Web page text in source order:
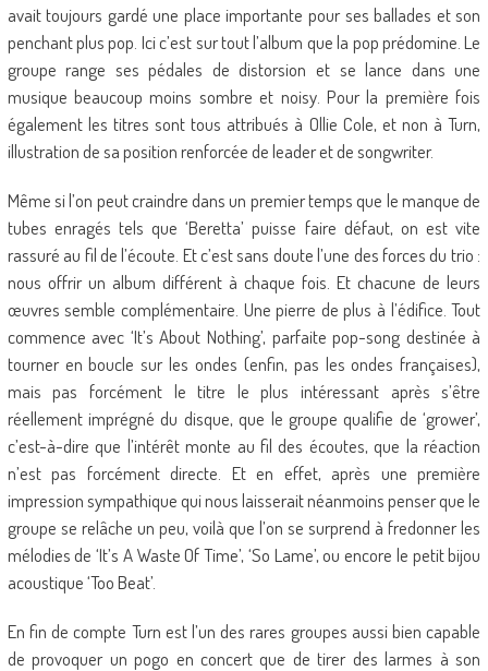
avait toujours gardé une place importante pour ses ballades et son
penchant plus pop. Ici c’est sur tout l’album que la pop prédomine. Le
groupe range ses pédales de distorsion et se lance dans une
musique beaucoup moins sombre et noisy. Pour la première fois
également les titres sont tous attribués à Ollie Cole, et non à Turn,
illustration de sa position renforcée de leader et de songwriter.
Même si l’on peut craindre dans un premier temps que le manque de
tubes enragés tels que ‘Beretta’ puisse faire défaut, on est vite
rassuré au fil de l’écoute. Et c’est sans doute l’une des forces du trio :
nous offrir un album différent à chaque fois. Et chacune de leurs
œuvres semble complémentaire. Une pierre de plus à l’édifice. Tout
commence avec ‘It’s About Nothing’, parfaite pop-song destinée à
tourner en boucle sur les ondes (enfin, pas les ondes françaises),
mais pas forcément le titre le plus intéressant après s’être
réellement imprégné du disque, que le groupe qualifie de ‘grower’,
c’est-à-dire que l’intérêt monte au fil des écoutes, que la réaction
n’est pas forcément directe. Et en effet, après une première
impression sympathique qui nous laisserait néanmoins penser que le
groupe se relâche un peu, voilà que l’on se surprend à fredonner les
mélodies de ‘It’s A Waste Of Time’, ‘So Lame’, ou encore le petit bijou
acoustique ‘Too Beat’.
En fin de compte Turn est l’un des rares groupes aussi bien capable
de provoquer un pogo en concert que de tirer des larmes à son